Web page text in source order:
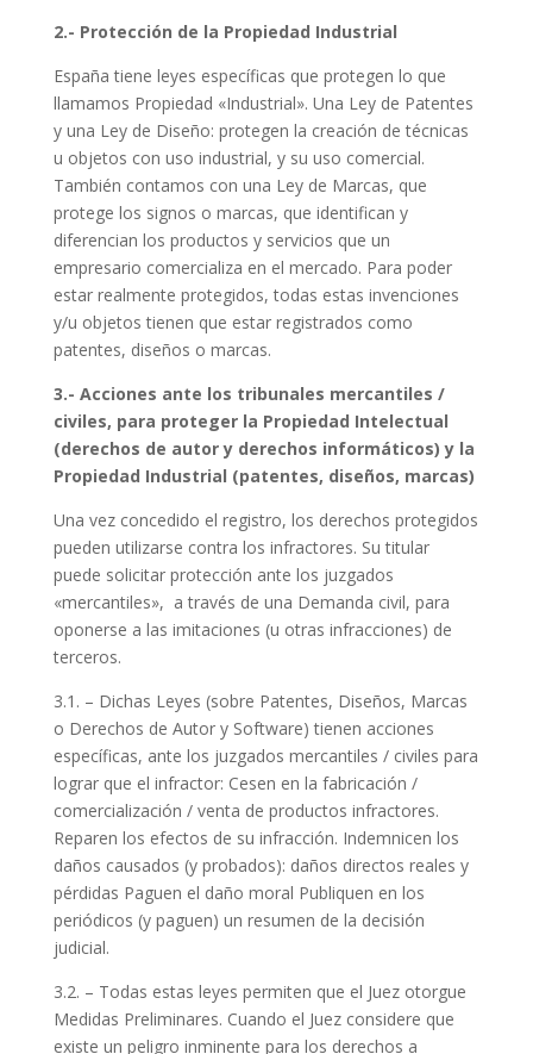
2.- Protección de la Propiedad Industrial
España tiene leyes específicas que protegen lo que
llamamos Propiedad «Industrial». Una Ley de Patentes
y una Ley de Diseño: protegen la creación de técnicas
u objetos con uso industrial, y su uso comercial.
También contamos con una Ley de Marcas, que
protege los signos o marcas, que identifican y
diferencian los productos y servicios que un
empresario comercializa en el mercado. Para poder
estar realmente protegidos, todas estas invenciones
y/u objetos tienen que estar registrados como
patentes, diseños o marcas.
3.- Acciones ante los tribunales mercantiles /
civiles, para proteger la Propiedad Intelectual
(derechos de autor y derechos informáticos) y la
Propiedad Industrial (patentes, diseños, marcas)
Una vez concedido el registro, los derechos protegidos
pueden utilizarse contra los infractores. Su titular
puede solicitar protección ante los juzgados
«mercantiles», a través de una Demanda civil, para
oponerse a las imitaciones (u otras infracciones) de
terceros.
3.1. – Dichas Leyes (sobre Patentes, Diseños, Marcas
o Derechos de Autor y Software) tienen acciones
específicas, ante los juzgados mercantiles / civiles para
lograr que el infractor: Cesen en la fabricación /
comercialización / venta de productos infractores.
Reparen los efectos de su infracción. Indemnicen los
daños causados ​​(y probados): daños directos reales y
pérdidas Paguen el daño moral Publiquen en los
periódicos (y paguen) un resumen de la decisión
judicial.
3.2. – Todas estas leyes permiten que el Juez otorgue
Medidas Preliminares. Cuando el Juez considere que
existe un peligro inminente para los derechos a